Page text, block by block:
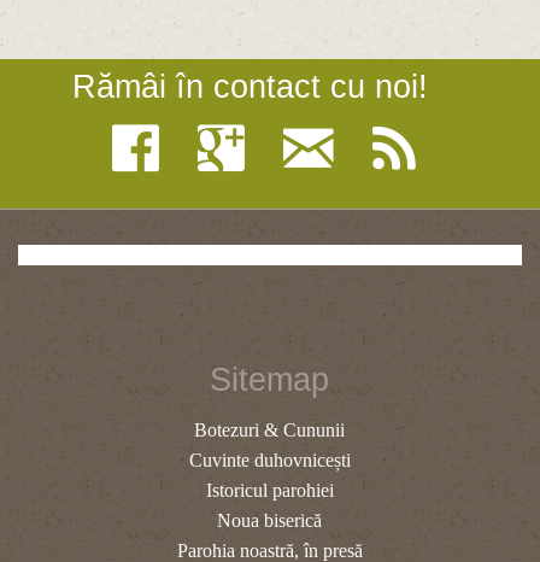
Rămâi în contact cu noi!
Sitemap
Botezuri & Cununii
Cuvinte duhovnicești
Istoricul parohiei
Noua biserică
Parohia noastră, în presă